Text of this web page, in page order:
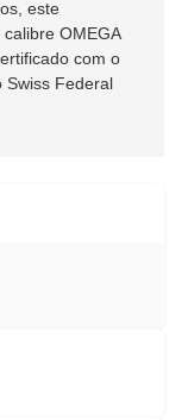
este
OMEGA
com o
Swiss Federal